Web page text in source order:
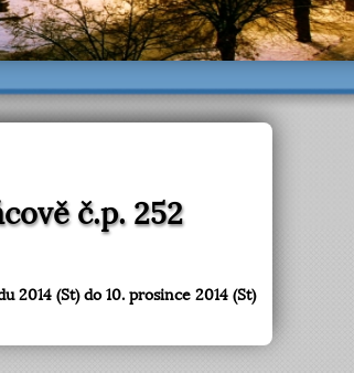
č.p. 252
2014 (St) do 10. prosince 2014 (St)